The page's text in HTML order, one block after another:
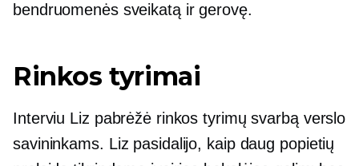
bendruomenės sveikatą ir gerovę.
Rinkos tyrimai
Interviu Liz pabrėžė rinkos tyrimų svarbą verslo
savininkams. Liz pasidalijo, kaip daug popietių